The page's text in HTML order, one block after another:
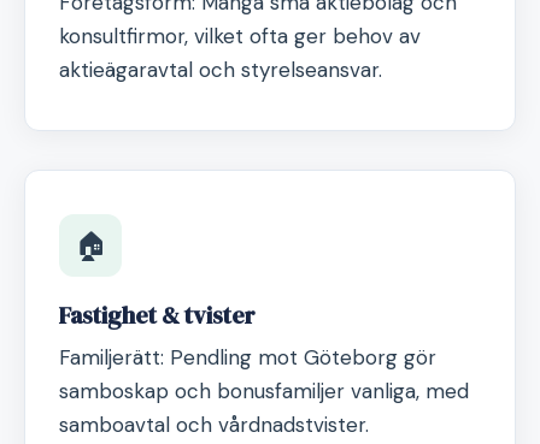
konsultfirmor, vilket ofta ger behov av
aktieägaravtal och styrelseansvar.
🏠
Fastighet & tvister
Familjerätt: Pendling mot Göteborg gör
samboskap och bonusfamiljer vanliga, med
samboavtal och vårdnadstvister.